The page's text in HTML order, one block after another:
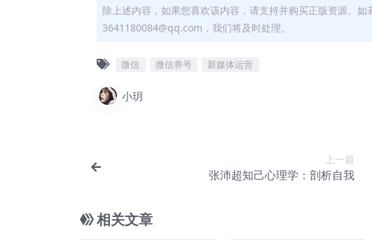
除上述内容，如果您喜欢该内容，请支持并购买正版资源。
3641180084@qq.com，我们将及时处理。
微信 微信养号 新媒体运营
小玥
上一篇
张沛超知己心理学：剖析自我
相关文章